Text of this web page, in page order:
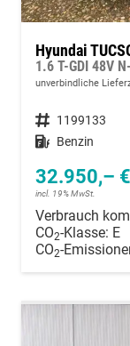
Hyundai
1.6 T-GDI 48V
unverbindliche
Fahrzeugnummer 1199133
Kraftstoff Benzin
32.950,– €
incl. 19% MwSt.
Verbrauch
CO2-Klasse: E
CO2-